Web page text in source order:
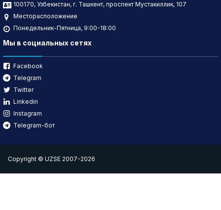
100170, Узбекистан, г. Ташкент, проспект Мустакиллик, 107
Месторасположение
Понедельник-Пятница, 9:00-18:00
Мы в социальных сетях
Facebook
Telegram
Twitter
Linkedin
Instagram
Telegram-бот
Copyright © UZSE 2007-2026